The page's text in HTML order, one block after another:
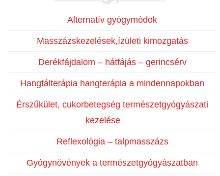
Alternatív gyógymódok
Masszázskezelések,ízületi kimozgatás
Derékfájdalom – hátfájás – gerincsérv
Hangtálterápia hangterápia a mindennapokban
Érszűkület, cukorbetegség természetgyógyászati
kezelése
Reflexológia – talpmasszázs
Gyógynövények a természetgyógyászatban